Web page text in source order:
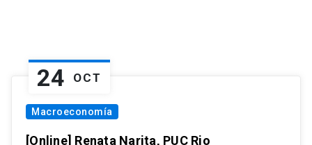
24 OCT
Macroeconomía
[Online] Renata Narita, PUC Rio